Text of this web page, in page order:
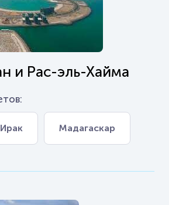
и Рас-эль-Хайма
Ирак Мадагаскар